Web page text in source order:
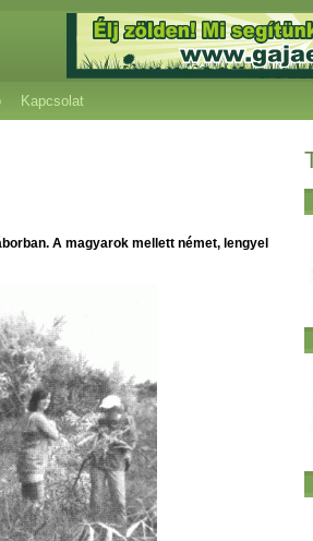
Kapcsolat
A magyarok mellett német, lengyel